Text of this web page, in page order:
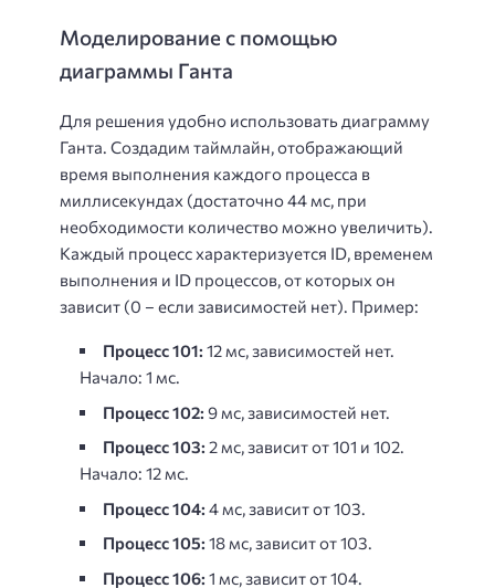
Моделирование с помощью
диаграммы Ганта
Для решения удобно использовать диаграмму
Ганта. Создадим таймлайн, отображающий
время выполнения каждого процесса в
миллисекундах (достаточно 44 мс, при
необходимости количество можно увеличить).
Каждый процесс характеризуется ID, временем
выполнения и ID процессов, от которых он
зависит (0 – если зависимостей нет). Пример:
Процесс 101: 12 мс, зависимостей нет.
Начало: 1 мс.
Процесс 102: 9 мс, зависимостей нет.
Процесс 103: 2 мс, зависит от 101 и 102.
Начало: 12 мс.
Процесс 104: 4 мс, зависит от 103.
Процесс 105: 18 мс, зависит от 103.
Процесс 106: 1 мс, зависит от 104.